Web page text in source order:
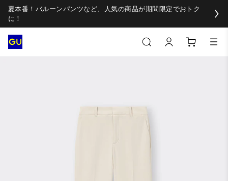
夏本番！バルーンパンツなど、人気の商品が期間限定でおトク
に！